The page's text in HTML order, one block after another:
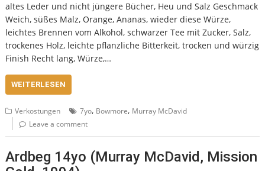
altes Leder und nicht jüngere Bücher, Heu und Salz Geschmack
Weich, süßes Malz, Orange, Ananas, wieder diese Würze,
leichtes Brennen vom Alkohol, schwarzer Tee mit Zucker, Salz,
trockenes Holz, leichte pflanzliche Bitterkeit, trocken und würzig
Finish Recht lang, Würze,…
WEITERLESEN
Verkostungen 7yo, Bowmore, Murray McDavid
Leave a comment
Ardbeg 14yo (Murray McDavid, Mission